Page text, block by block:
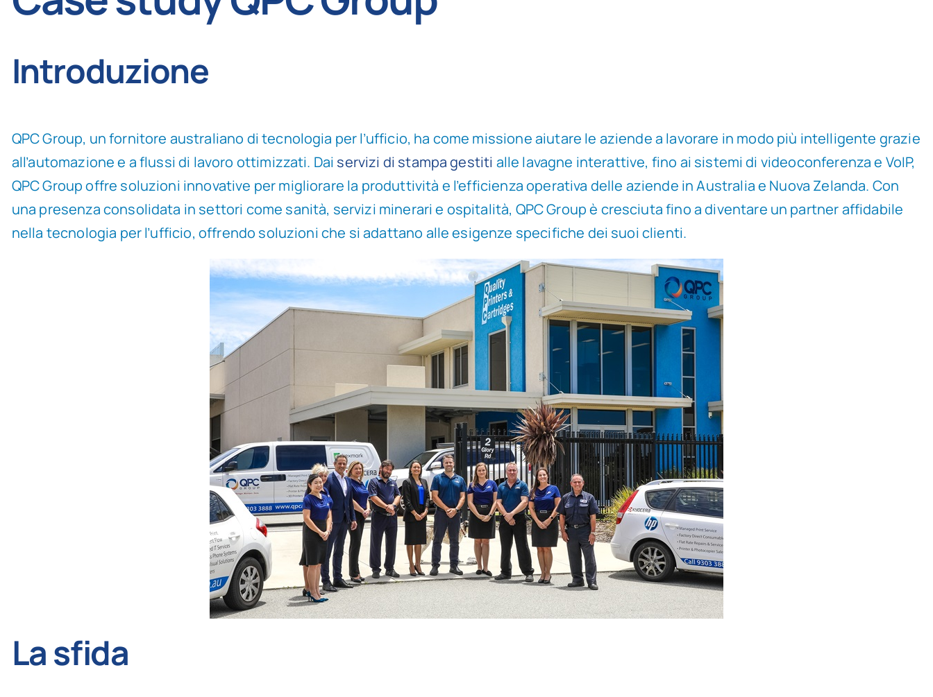
Introduzione
QPC Group, un fornitore australiano di tecnologia per l’ufficio, ha come missione aiutare le aziende a lavorare in modo più intelligente grazie
all’automazione e a flussi di lavoro ottimizzati. Dai servizi di stampa gestiti alle lavagne interattive, fino ai sistemi di videoconferenza e VoIP,
QPC Group offre soluzioni innovative per migliorare la produttività e l’efficienza operativa delle aziende in Australia e Nuova Zelanda. Con
una presenza consolidata in settori come sanità, servizi minerari e ospitalità, QPC Group è cresciuta fino a diventare un partner affidabile
nella tecnologia per l’ufficio, offrendo soluzioni che si adattano alle esigenze specifiche dei suoi clienti.
La sfida